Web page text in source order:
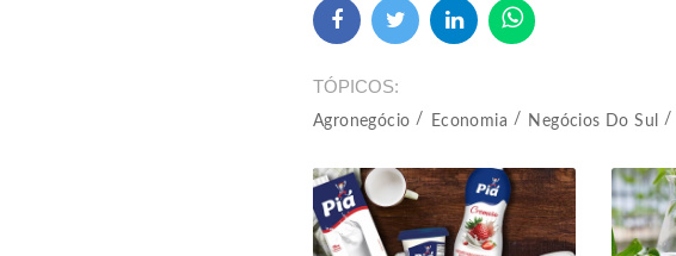
TÓPICOS
Agronegócio Economia Negócios Do Sul